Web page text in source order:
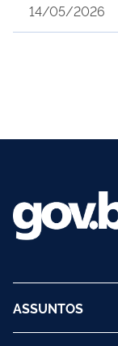
14/05/2026
ASSUNTOS